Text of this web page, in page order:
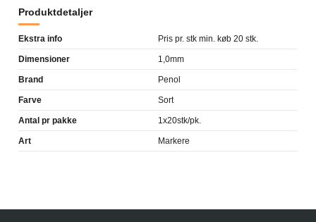
Produktdetaljer
Ekstra info Pris pr. stk min. køb 20 stk.
Dimensioner 1,0mm
Brand Penol
Farve Sort
Antal pr pakke 1x20stk/pk.
Art Markere